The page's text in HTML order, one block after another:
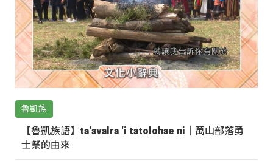
魯凱族
【魯凱族語】ta‘avalra ‘i tatolohae ni｜萬山部落勇
士祭的由來